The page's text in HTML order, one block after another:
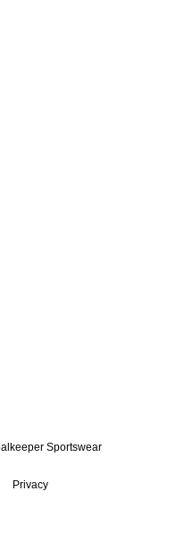
Sportswear
Privacy